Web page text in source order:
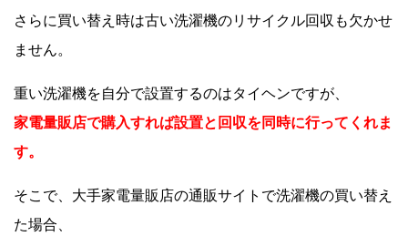
さらに買い替え時は古い洗濯機のリサイクル回収も欠かせ
ません。
重い洗濯機を自分で設置するのはタイヘンですが、
家電量販店で購入すれば設置と回収を同時に行ってくれま
す。
そこで、大手家電量販店の通販サイトで洗濯機の買い替え
た場合、